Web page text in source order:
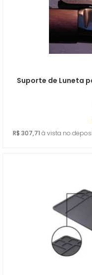
Suporte de Luneta
R$ 307,71 à vista no